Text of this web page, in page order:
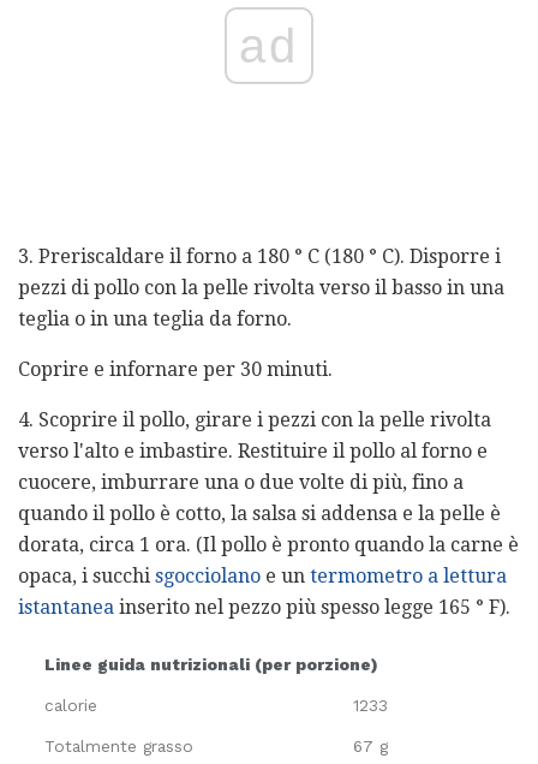
ad
3. Preriscaldare il forno a 180 ° C (180 ° C). Disporre i
pezzi di pollo con la pelle rivolta verso il basso in una
teglia o in una teglia da forno.
Coprire e infornare per 30 minuti.
4. Scoprire il pollo, girare i pezzi con la pelle rivolta
verso l'alto e imbastire. Restituire il pollo al forno e
cuocere, imburrare una o due volte di più, fino a
quando il pollo è cotto, la salsa si addensa e la pelle è
dorata, circa 1 ora. (Il pollo è pronto quando la carne è
opaca, i succhi sgocciolano e un termometro a lettura
istantanea inserito nel pezzo più spesso legge 165 ° F).
Linee guida nutrizionali (per porzione)
calorie 1233
Totalmente grasso 67 g